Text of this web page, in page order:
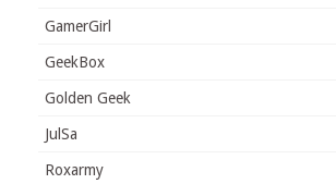
GamerGirl
GeekBox
Golden Geek
JulSa
Roxarmy